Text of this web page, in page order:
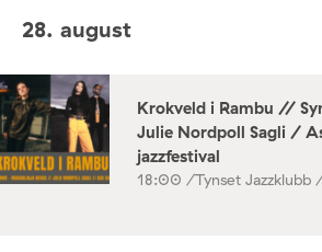
28. august
Krokveld i Rambu //
Julie Nordpoll Sagli /
jazzfestival
18:00 /Tynset Jazzklubb